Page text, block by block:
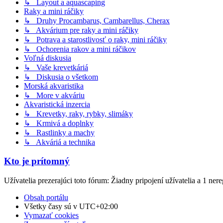
↳ Layout a aquascaping
Raky a mini ráčiky
↳ Druhy Procambarus, Cambarellus, Cherax
↳ Akvárium pre raky a mini ráčiky
↳ Potrava a starostlivosť o raky, mini ráčiky
↳ Ochorenia rakov a mini ráčikov
Voľná diskusia
↳ Vaše krevetkáriá
↳ Diskusia o všetkom
Morská akvaristika
↳ More v akváriu
Akvaristická inzercia
↳ Krevetky, raky, rybky, slimáky
↳ Krmivá a doplnky
↳ Rastlinky a machy
↳ Akváriá a technika
Kto je prítomný
Užívatelia prezerajúci toto fórum: Žiadny pripojení užívatelia a 1
Obsah portálu
Všetky časy sú v UTC+02:00
Vymazať cookies